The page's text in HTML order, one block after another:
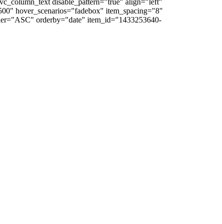
hover_scenarios="fadebox" item_spacing="8"
orderby="date" item_id="1433253640-